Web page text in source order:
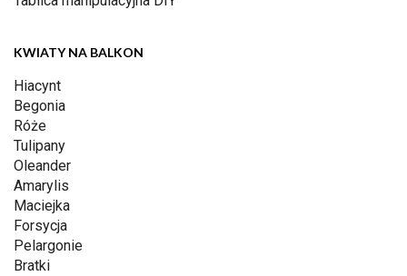
KWIATY NA BALKON
Hiacynt
Begonia
Róże
Tulipany
Oleander
Amarylis
Maciejka
Forsycja
Pelargonie
Bratki